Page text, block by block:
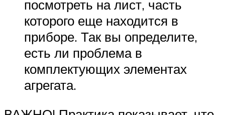
посмотреть на лист, часть
которого еще находится в
приборе. Так вы определите,
есть ли проблема в
комплектующих элементах
агрегата.